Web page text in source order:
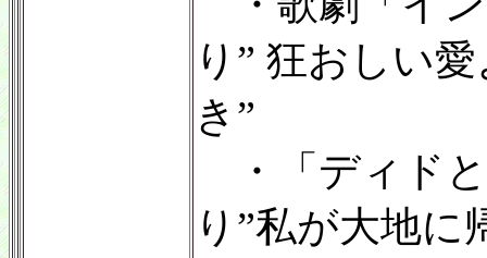
り” 狂おしい
き”
・「ディド
り”私が大地に